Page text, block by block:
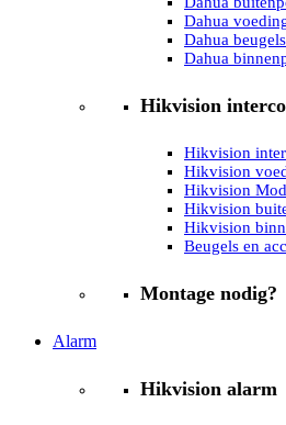
Dahua
Dahua
Dahua
Hikvision
Hikvision
Hikvision
Hikvision
Hikvision
Hikvision
Beugels en
Montage nodig?
Alarm
Hikvision alarm